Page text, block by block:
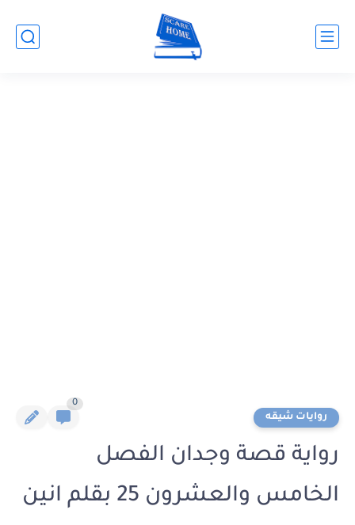
روايات شيقه
0
رواية قصة وجدان الفصل
الخامس والعشرون 25 بقلم انين